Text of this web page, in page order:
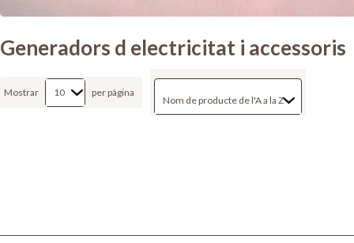
Generadors d electricitat i accessoris
Mostrar per pàgina